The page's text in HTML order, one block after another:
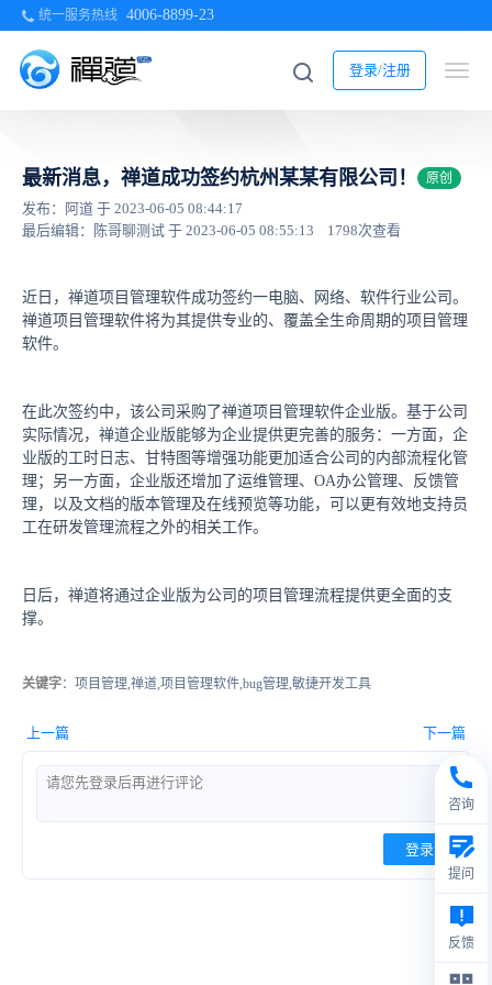
统一服务热线 4006-8899-23
登录/注册
最新消息，禅道成功签约杭州某某有限公司！ 原创
发布：阿道 于 2023-06-05 08:44:17
最后编辑：陈哥聊测试 于 2023-06-05 08:55:13
1798次查看
近日，禅道项目管理软件成功签约一电脑、网络、软件行业公司。
禅道项目管理软件将为其提供专业的、覆盖全生命周期的项目管理
软件。
在此次签约中，该公司采购了禅道项目管理软件企业版。基于公司
实际情况，禅道企业版能够为企业提供更完善的服务：一方面，企
业版的工时日志、甘特图等增强功能更加适合公司的内部流程化管
理；另一方面，企业版还增加了运维管理、OA办公管理、反馈管
理，以及文档的版本管理及在线预览等功能，可以更有效地支持员
工在研发管理流程之外的相关工作。
日后，禅道将通过企业版为公司的项目管理流程提供更全面的支
撑。
关键字：项目管理,禅道,项目管理软件,bug管理,敏捷开发工具
上一篇 下一篇
登录
咨询
提问
反馈